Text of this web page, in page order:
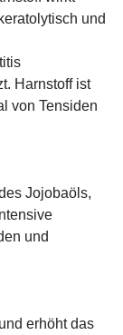
und
Harnstoff ist
von Tensiden
Jojobaöls,
und
erhöht das